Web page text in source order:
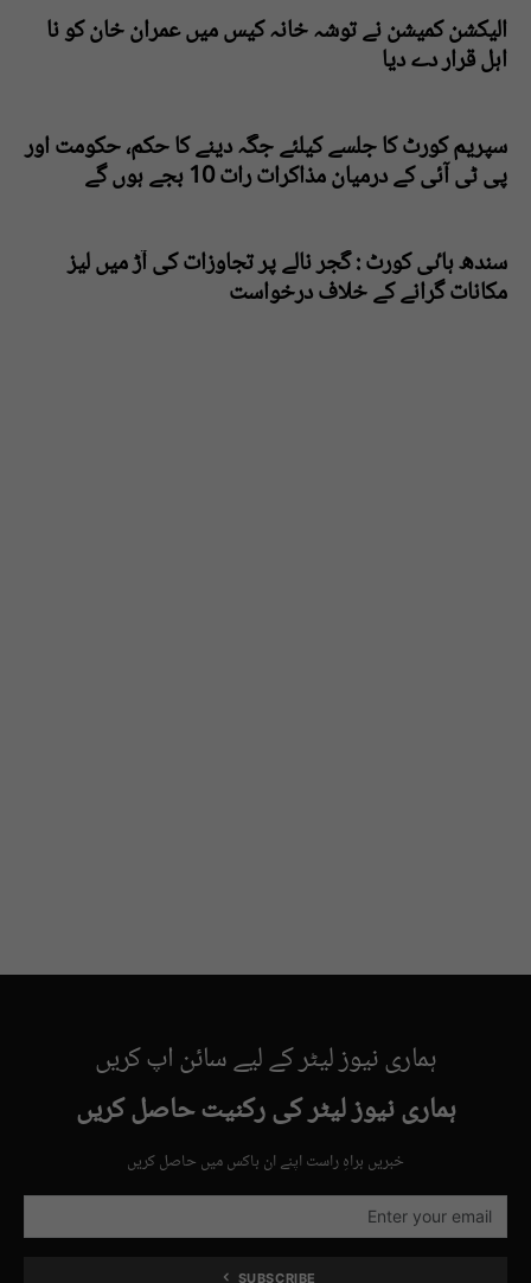
الیکشن کمیشن نے توشہ خانہ کیس میں عمران خان کو نا
اہل قرار دے دیا
سپریم کورٹ کا جلسے کیلئے جگہ دینے کا حکم، حکومت اور
پی ٹی آئی کے درمیان مذاکرات رات 10 بجے ہوں گے
سندھ ہاٸی کورٹ : گجر نالے پر تجاوزات کی آڑ میں لیز
مکانات گرانے کے خلاف درخواست
ہماری نیوز لیٹر کے لیے سائن اپ کریں
ہماری نیوز لیٹر کی رکنیت حاصل کریں
خبریں براہِ راست اپنے ان باکس میں حاصل کریں
SUBSCRIBE